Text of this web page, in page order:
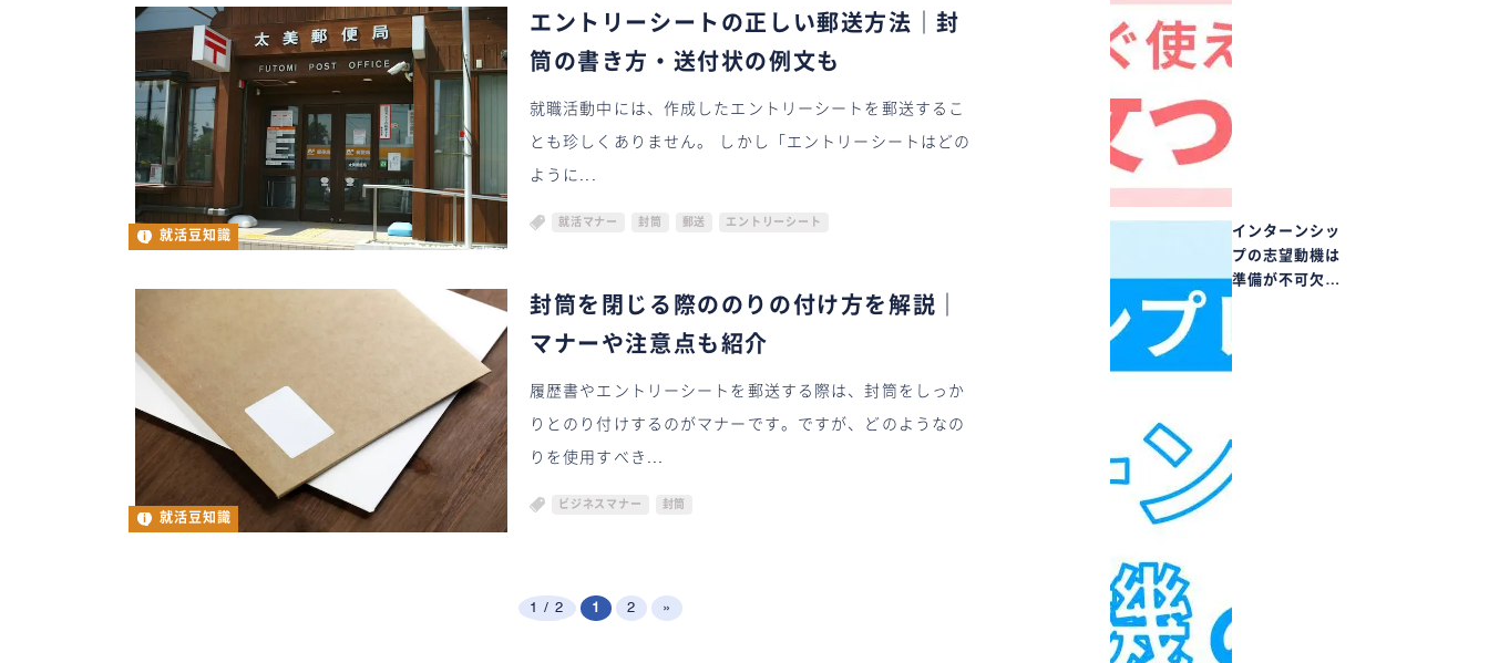
就活豆知識
エントリーシートの正しい郵送方法｜封
筒の書き方・送付状の例文も
就職活動中には、作成したエントリーシートを郵送するこ
とも珍しくありません。 しかし「エントリーシートはどの
ように...
就活マナー 封筒 郵送 エントリーシート
就活豆知識
封筒を閉じる際ののりの付け方を解説｜
マナーや注意点も紹介
履歴書やエントリーシートを郵送する際は、封筒をしっか
りとのり付けするのがマナーです。ですが、どのようなの
りを使用すべき...
ビジネスマナー 封筒
1 / 2 1 2 »
インターンシッ
プの志望動機は
準備が不可欠…